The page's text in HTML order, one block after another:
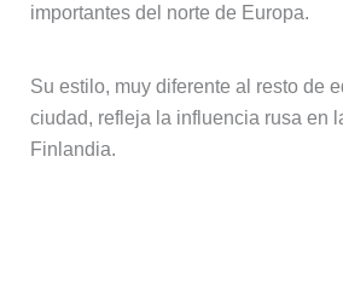
importantes del norte de Europa.
Su estilo, muy diferente al resto de
ciudad, refleja la influencia rusa en
Finlandia.